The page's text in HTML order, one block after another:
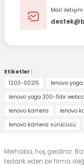
Mail iletişim
Etiketler :
1203-00215
lenovo yoga
lenovo yoga 300-11ıbr
lenovo kamera
lenovo
lenovo kamera sürücüsü
Merhaba, hoş geldiniz.
tedarik eden bir firma